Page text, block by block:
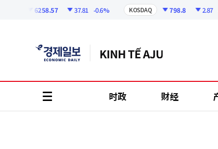
6258.57 37.81 -0.6% KOSDAQ 798.8 2.87 -
时政 财经